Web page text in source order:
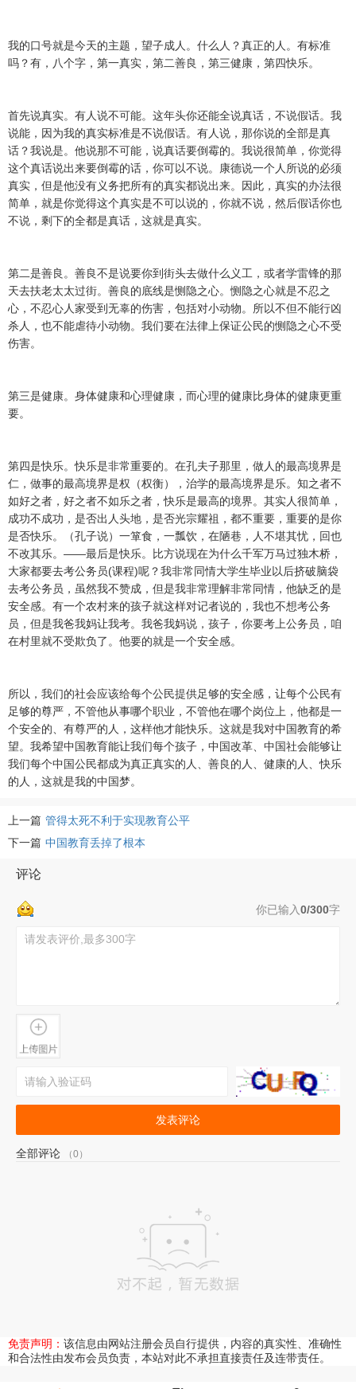
我的口号就是今天的主题，望子成人。什么人？真正的人。有标准
吗？有，八个字，第一真实，第二善良，第三健康，第四快乐。
首先说真实。有人说不可能。这年头你还能全说真话，不说假话。我
说能，因为我的真实标准是不说假话。有人说，那你说的全部是真
话？我说是。他说那不可能，说真话要倒霉的。我说很简单，你觉得
这个真话说出来要倒霉的话，你可以不说。康德说一个人所说的必须
真实，但是他没有义务把所有的真实都说出来。因此，真实的办法很
简单，就是你觉得这个真实是不可以说的，你就不说，然后假话你也
不说，剩下的全都是真话，这就是真实。
第二是善良。善良不是说要你到街头去做什么义工，或者学雷锋的那
天去扶老太太过街。善良的底线是恻隐之心。恻隐之心就是不忍之
心，不忍心人家受到无辜的伤害，包括对小动物。所以不但不能行凶
杀人，也不能虐待小动物。我们要在法律上保证公民的恻隐之心不受
伤害。
第三是健康。身体健康和心理健康，而心理的健康比身体的健康更重
要。
第四是快乐。快乐是非常重要的。在孔夫子那里，做人的最高境界是
仁，做事的最高境界是权（权衡），治学的最高境界是乐。知之者不
如好之者，好之者不如乐之者，快乐是最高的境界。其实人很简单，
成功不成功，是否出人头地，是否光宗耀祖，都不重要，重要的是你
是否快乐。（孔子说）一箪食，一瓢饮，在陋巷，人不堪其忧，回也
不改其乐。——最后是快乐。比方说现在为什么千军万马过独木桥，
大家都要去考公务员(课程)呢？我非常同情大学生毕业以后挤破脑袋
去考公务员，虽然我不赞成，但是我非常理解非常同情，他缺乏的是
安全感。有一个农村来的孩子就这样对记者说的，我也不想考公务
员，但是我爸我妈让我考。我爸我妈说，孩子，你要考上公务员，咱
在村里就不受欺负了。他要的就是一个安全感。
所以，我们的社会应该给每个公民提供足够的安全感，让每个公民有
足够的尊严，不管他从事哪个职业，不管他在哪个岗位上，他都是一
个安全的、有尊严的人，这样他才能快乐。这就是我对中国教育的希
望。我希望中国教育能让我们每个孩子，中国改革、中国社会能够让
我们每个中国公民都成为真正真实的人、善良的人、健康的人、快乐
的人，这就是我的中国梦。
上一篇 管得太死不利于实现教育公平
下一篇 中国教育丢掉了根本
评论
你已输入0/300字
发表评论
全部评论 （0）
免责声明： 该信息由网站注册会员自行提供，内容的真实性、准确性
和合法性由发布会员负责，本站对此不承担直接责任及连带责任。